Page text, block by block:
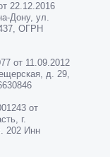
22.12.2016
Дону, ул.
ОГРН
от 11.09.2012
д. 29,
от
г.
202 Инн